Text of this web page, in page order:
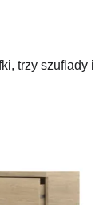
trzy szuflady i